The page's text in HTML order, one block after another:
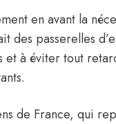
en avant la
des passerelles
et à éviter tout
de France, qui